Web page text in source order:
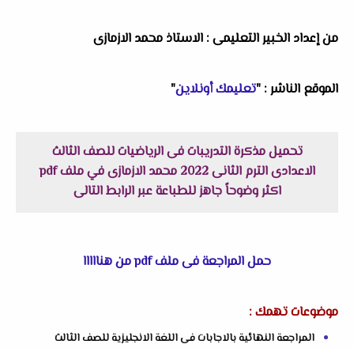
من إعداد الخبير التعليمى : الاستاذ محمد الازمازى
الموقع الناشر : "تعليمك أونلاين"
تحميل مذكرة التدريبات فى الرياضيات للصف الثالث
الاعدادى الترم الثانى 2022 محمد الازمازى في ملف pdf
اكثر وضوحاً جاهز للطباعة عبر الرابط التالى
حمل المراجعة فى ملف pdf من هنااااا
موضوعات تهمك :
المراجعة النهائية بالاجابات فى اللغة الانجليزية للصف الثالث